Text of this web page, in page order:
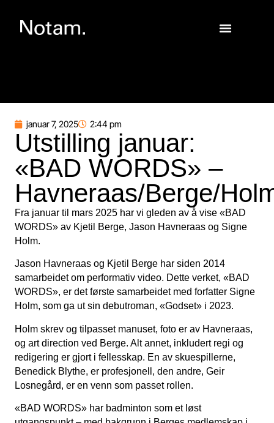
januar 7, 2025 2:44 pm
Utstilling januar:
«BAD WORDS» –
Havneraas/Berge/
Fra januar til mars 2025 har vi gleden av å vise «BAD
WORDS» av Kjetil Berge, Jason Havneraas og Signe
Holm.
Jason Havneraas og Kjetil Berge har siden 2014
samarbeidet om performativ video. Dette verket, «BAD
WORDS», er det første samarbeidet med forfatter Signe
Holm, som ga ut sin debutroman, «Godset» i 2023.
Holm skrev og tilpasset manuset, foto er av Havneraas,
og art direction ved Berge. Alt annet, inkludert regi og
redigering er gjort i fellesskap. En av skuespillerne,
Benedick Blythe, er profesjonell, den andre, Geir
Losnegård, er en venn som passet rollen.
«BAD WORDS» har badminton som et løst